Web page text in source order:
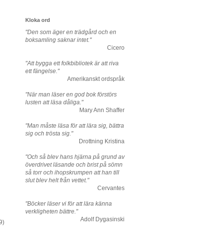
Kloka ord
"Den som äger en trädgård och en
boksamling saknar intet."
Cicero
"Att bygga ett folkbibliotek är att riva
ett fängelse."
Amerikanskt ordspråk
"När man läser en god bok förstörs
lusten att läsa dåliga."
Mary Ann Shaffer
"Man måste läsa för att lära sig, bättra
sig och trösta sig."
Drottning Kristina
"Och så blev hans hjärna på grund av
överdrivet läsande och brist på sömn
så torr och ihopskrumpen att han till
slut blev helt från vettet."
Cervantes
"Böcker läser vi för att lära känna
verkligheten bättre."
Adolf Dygasinski